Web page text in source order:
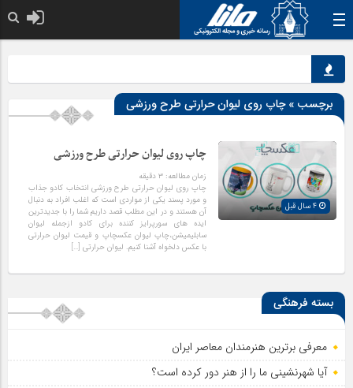
برچسب » چاپ روی لیوان حرارتی طرح ورزشی
چاپ روی لیوان حرارتی طرح ورزشی
زمان مطالعه:۳ دقیقه
چاپ روی لیوان حرارتی طرح ورزشی انتخاب کادو جذاب
و مورد پسند یکی از مواردی است که اغلب افراد به دنبال
آن هستند و در این مطلب قصد داریم شما را با جدیدترین
ایده های سورپرایز کننده برای کادو ازجمله لیوان
سابلیمیشن،چاپ لیوان عکسچاپ و قیمت لیوان حرارتی
با عکس دلخواه آشنا کنیم. لیوان حرارتی […]
بسته فرهنگی
معرفی برترین هنرمندان معاصر ایران
آیا شهرنشینی ما را از هنر دور کرده است؟